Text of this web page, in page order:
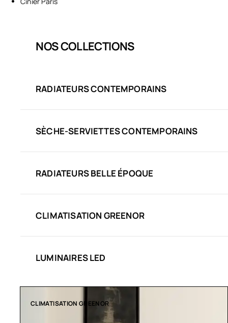
NOS COLLECTIONS
RADIATEURS CONTEMPORAINS
SÈCHE-SERVIETTES CONTEMPORAINS
RADIATEURS BELLE ÉPOQUE
CLIMATISATION GREENOR
LUMINAIRES LED
CLIMATISATION GREENOR